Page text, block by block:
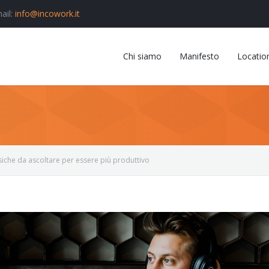
info@incowork.it
Chi siamo Manifesto
da ascoltare per essere più produttivo